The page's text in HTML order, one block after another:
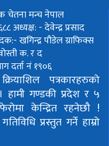
चेतना मन्च नेपाल
अध्यक्ष: - देवेन्द्र प्रसाद
खगिन्द्र पौडेलग्राफिक्स
क. र द
दर्ता नं १९०६
पत्रकारहरुको
हामी गण्डकी प्रदेश र ५
केन्द्रित रहनेछौ !
प्रस्तुत गर्ने हाम्रो